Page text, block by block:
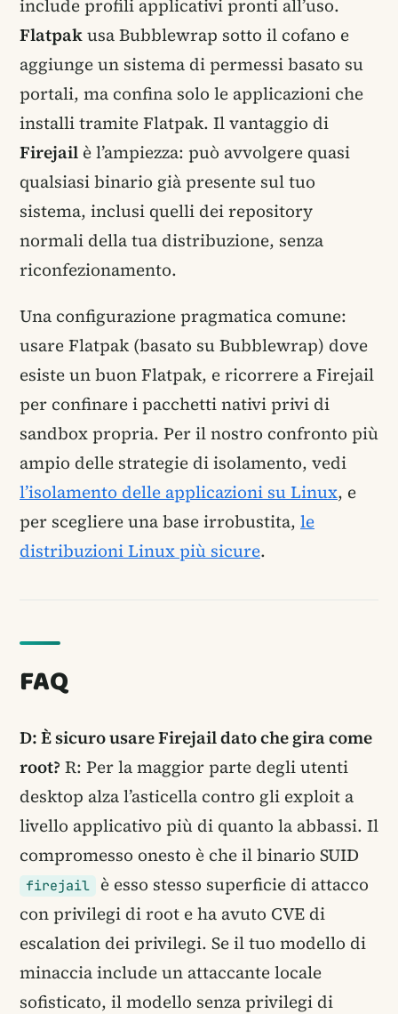
include profili applicativi pronti all’uso.
Flatpakusa Bubblewrap sotto il cofano e
aggiunge un sistema di permessi basato su
portali, ma confina solo le applicazioni che
installi tramite Flatpak. Il vantaggio di
Firejail è l’ampiezza: può avvolgere quasi
qualsiasi binario già presente sul tuo
sistema, inclusi quelli dei repository
normali della tua distribuzione, senza
riconfezionamento.
Una configurazione pragmatica comune:
usare Flatpak (basato su Bubblewrap) dove
esiste un buon Flatpak, e ricorrere a Firejail
per confinare i pacchetti nativi privi di
sandbox propria. Per il nostro confronto più
ampio delle strategie di isolamento, vedi
l’isolamento delle applicazioni su Linux, e
per scegliere una base irrobustita, le
distribuzioni Linux più sicure.
FAQ
D: È sicuro usare Firejail dato che gira come
root? R: Per la maggior parte degli utenti
desktop alza l’asticella contro gli exploit a
livello applicativo più di quanto la abbassi. Il
compromesso onesto è che il binario SUID
firejail
è esso stesso superficie di attacco
con privilegi di root e ha avuto CVE di
escalation dei privilegi. Se il tuo modello di
minaccia include un attaccante locale
sofisticato, il modello senza privilegi di